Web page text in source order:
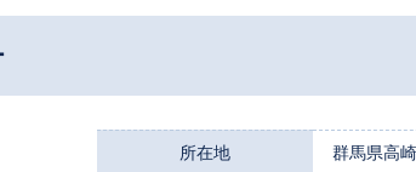
所在地 群馬県高